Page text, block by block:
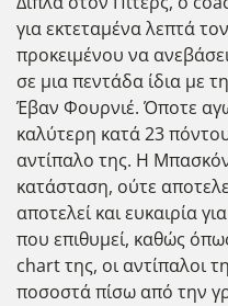
για εκτεταμένα λεπτά
προκειμένου να
σε μια πεντάδα ίδια με
Έβαν Φουρνιέ. Όποτε
καλύτερη κατά 23
αντίπαλο της. Η
κατάσταση, ούτε
αποτελεί και ευκαιρία
που επιθυμεί, καθώς
chart της, οι αντίπαλοι
ποσοστά πίσω από την